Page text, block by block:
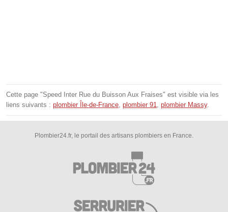
Cette page "Speed Inter Rue du Buisson Aux Fraises" est visible via les
liens suivants : plombier Île-de-France, plombier 91, plombier Massy.
Plombier24.fr, le portail des artisans plombiers en France.